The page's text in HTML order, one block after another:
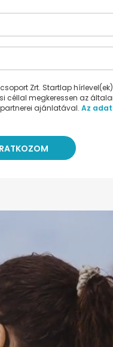
Zrt. Startlap
céllal megkeressen az
ajánlatával. Az